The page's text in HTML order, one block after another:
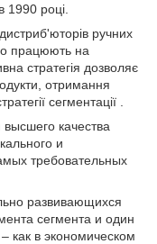
1990 році.
ручних
працюють на
стратегія дозволяє
отримання
сегментації .
качества
и
требовательных
развивающихся
сегмента и один
как в экономическом